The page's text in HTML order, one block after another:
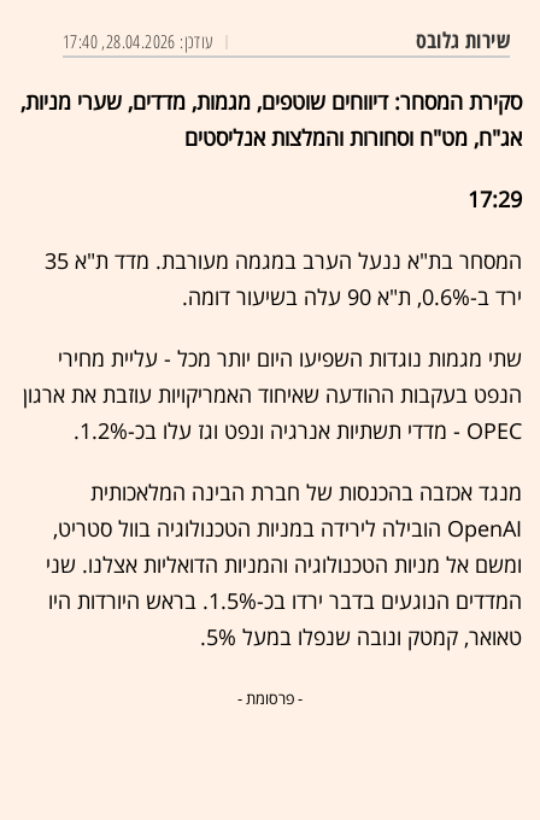
שירות גלובס עודכן: 28.04.2026, 17:40
סקירת המסחר: דיווחים שוטפים, מגמות, מדדים, שערי מניות,
אג"ח, מט"ח וסחורות והמלצות אנליסטים
17:29
המסחר בת"א ננעל הערב במגמה מעורבת. מדד ת"א 35
ירד ב-0.6%, ת"א 90 עלה בשיעור דומה.
שתי מגמות נוגדות השפיעו היום יותר מכל - עליית מחירי
הנפט בעקבות ההודעה שאיחוד האמריקויות עוזבת את ארגון
OPEC - מדדי תשתיות אנרגיה ונפט וגז עלו בכ-1.2%.
מנגד אכזבה בהכנסות של חברת הבינה המלאכותית
OpenAI הובילה לירידה במניות הטכנולוגיה בוול סטריט,
ומשם אל מניות הטכנולוגיה והמניות הדואליות אצלנו. שני
המדדים הנוגעים בדבר ירדו בכ-1.5%. בראש היורדות היו
טאואר, קמטק ונובה שנפלו במעל 5%.
- פרסומת -